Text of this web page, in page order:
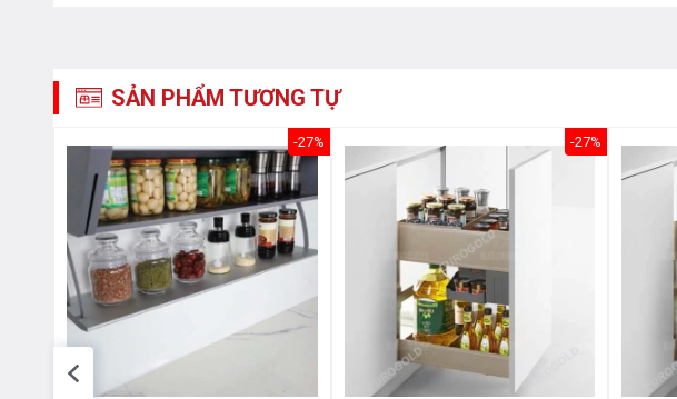
SẢN PHẨM TƯƠNG TỰ
-27% -27%